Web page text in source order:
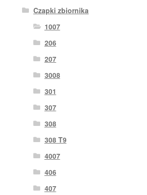
Czapki zbiornika
1007
206
207
3008
301
307
308
308 T9
4007
406
407